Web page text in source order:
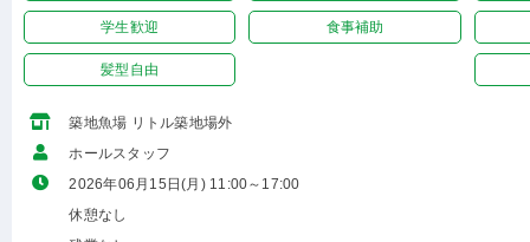
学生歓迎 食事補助
髪型自由
築地魚場 リトル築地場外
ホールスタッフ
2026年06月15日(月) 11:00～17:00
休憩なし